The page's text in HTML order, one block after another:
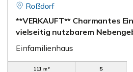
Roßdorf
**VERKAUFT** Charmantes
vielseitig nutzbarem
Einfamilienhaus
111 m² 5